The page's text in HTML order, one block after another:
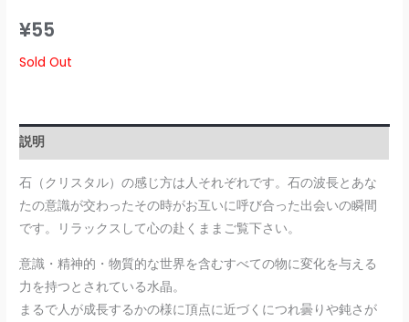
¥55
Sold Out
説明
石（クリスタル）の感じ方は人それぞれです。石の波長とあな
たの意識が交わったその時がお互いに呼び合った出会いの瞬間
です。リラックスして心の赴くままご覧下さい。
意識・精神的・物質的な世界を含むすべての物に変化を与える
力を持つとされている水晶。
まるで人が成長するかの様に頂点に近づくにつれ曇りや鈍さが